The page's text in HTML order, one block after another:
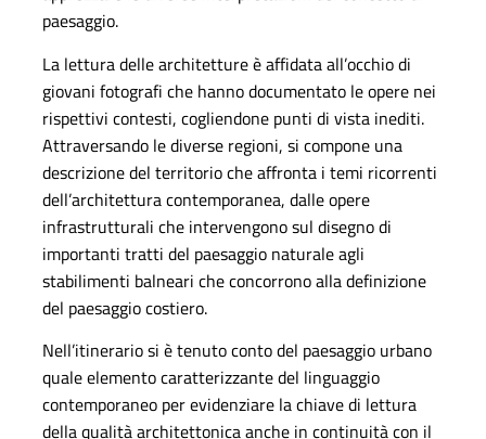
paesaggio.
La lettura delle architetture è affidata all’occhio di
giovani fotografi che hanno documentato le opere nei
rispettivi contesti, cogliendone punti di vista inediti.
Attraversando le diverse regioni, si compone una
descrizione del territorio che affronta i temi ricorrenti
dell’architettura contemporanea, dalle opere
infrastrutturali che intervengono sul disegno di
importanti tratti del paesaggio naturale agli
stabilimenti balneari che concorrono alla definizione
del paesaggio costiero.
Nell’itinerario si è tenuto conto del paesaggio urbano
quale elemento caratterizzante del linguaggio
contemporaneo per evidenziare la chiave di lettura
della qualità architettonica anche in continuità con il